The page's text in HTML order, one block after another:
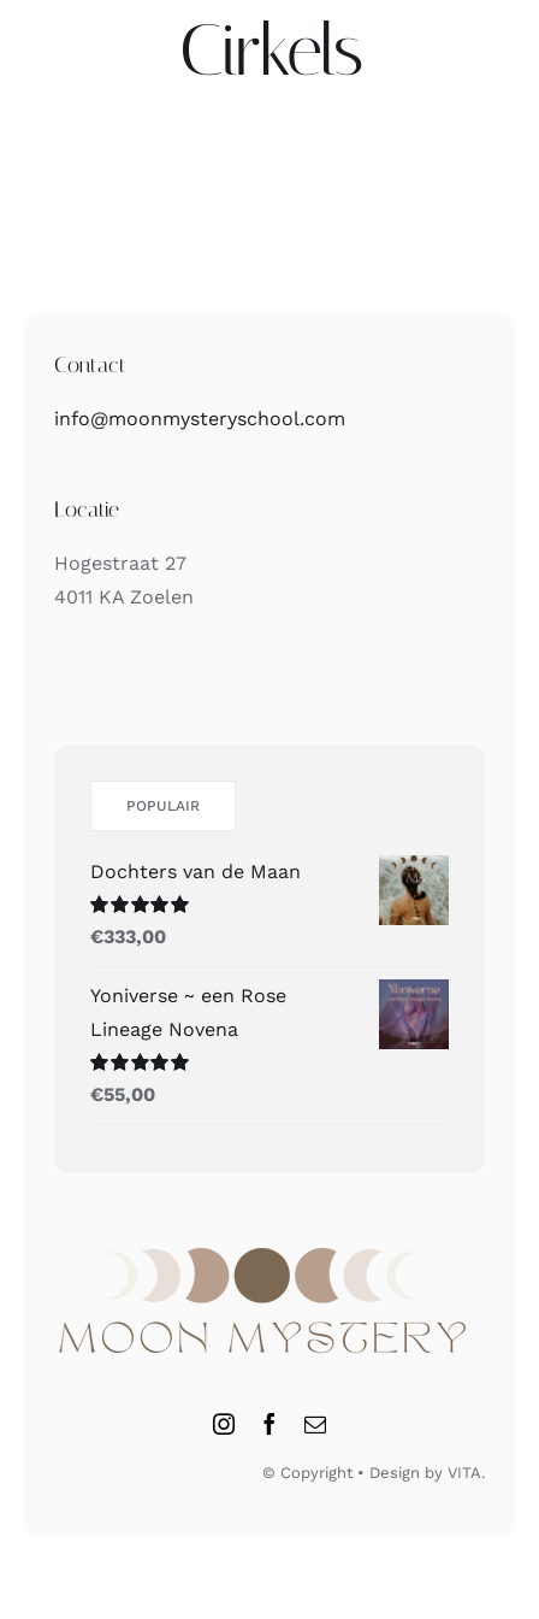
Contact
Cirkels
Contact
info@moonmysteryschool.com
Locatie
Hogestraat 27
4011 KA Zoelen
POPULAIR
Dochters van de Maan
Gewaardeerd
uit 5
€333,00
Yoniverse ~ een Rose
Lineage Novena
Gewaardeerd
uit 5
€55,00
© Copyright • Design by VITA.